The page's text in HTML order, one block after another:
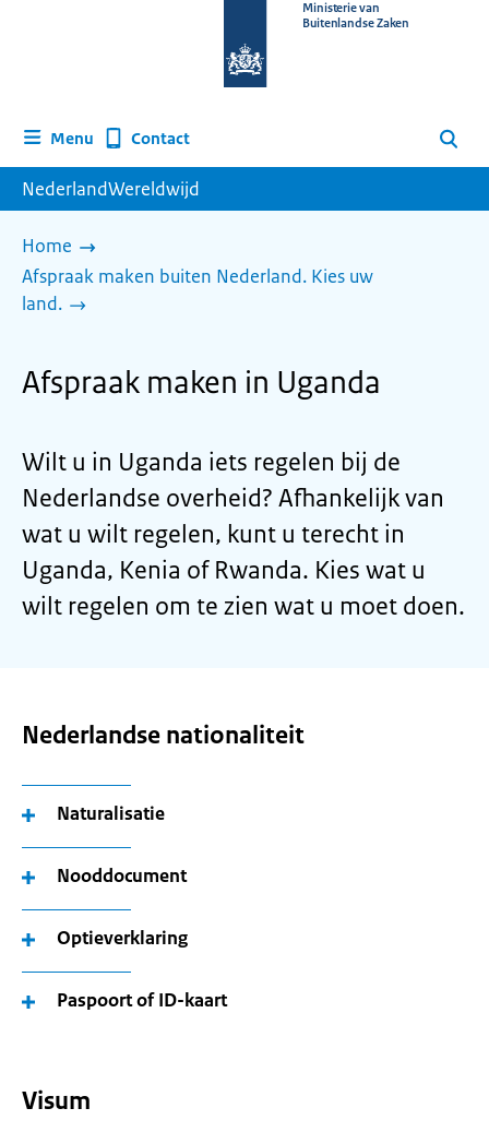
homepage
Ministerie van
Buitenlandse Zaken
Menu Contact Zoeken
NederlandWereldwijd
Home
Afspraak maken buiten Nederland. Kies uw
land.
Afspraak maken in Uganda
Wilt u in Uganda iets regelen bij de
Nederlandse overheid? Afhankelijk van
wat u wilt regelen, kunt u terecht in
Uganda, Kenia of Rwanda. Kies wat u
wilt regelen om te zien wat u moet doen.
Nederlandse nationaliteit
Naturalisatie
Nooddocument
Optieverklaring
Paspoort of ID-kaart
Visum